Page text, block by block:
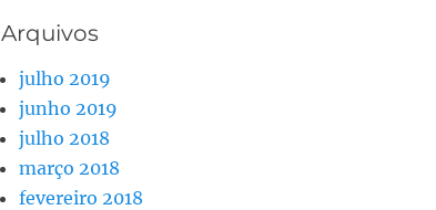
Arquivos
julho 2019
junho 2019
julho 2018
março 2018
fevereiro 2018